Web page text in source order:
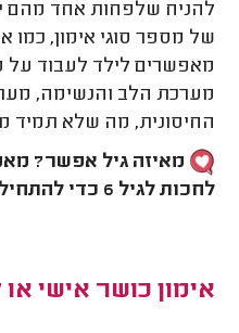
להניח שלפחות אחד מהם
של מספר סוגי אימון, כמו
מאפשרים לילד לעבוד על
מערכת הלב והנשימה,
החיסונית, מה שלא תמיד
מאיזה גיל אפשר?
לחכות לגיל 6 כדי להתחיל באימוני כושר.
אימון כושר אישי